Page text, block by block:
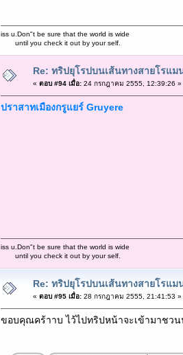
iss u.Don"t be sure that the world is wide
until you check it out by your self.
Re: ทริปยุโรปบนเส้นทางสายโรแม
« ตอบ #94 เมื่อ:24 กรกฎาคม 2555, 12:39:26 »
ปราสาทเมืองกรูแยร์ Gruyere
iss u.Don"t be sure that the world is wide
until you check it out by your self.
Re: ทริปยุโรปบนเส้นทางสายโรแม
« ตอบ #95 เมื่อ:28 กรกฎาคม 2555, 21:41:53 »
ขอบคุณคร้าาบ ไว้ไปทริปหน้าจะเข้ามาชว